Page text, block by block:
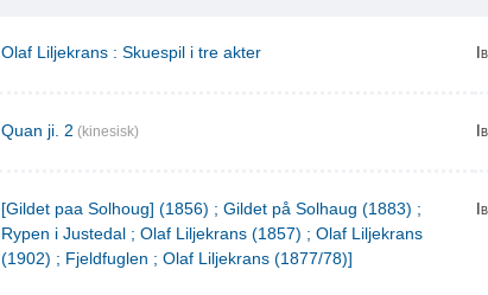
Olaf Liljekrans : Skuespil i tre akter
Quan ji. 2 (kinesisk)
[Gildet paa Solhoug] (1856) ; Gildet på Solhaug (1883) ;
Rypen i Justedal ; Olaf Liljekrans (1857) ; Olaf Liljekrans
(1902) ; Fjeldfuglen ; Olaf Liljekrans (1877/78)]